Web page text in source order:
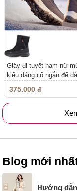
Giày đi tuyết nam nữ
kiểu dáng cổ ngắn đế
375.000 đ
Blog mới
Hướng